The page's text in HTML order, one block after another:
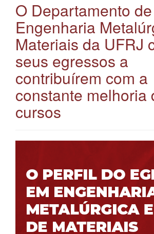
O Departamento de
Engenharia
Materiais da UFRJ
seus egressos a
contribuírem com a
constante melhoria
cursos